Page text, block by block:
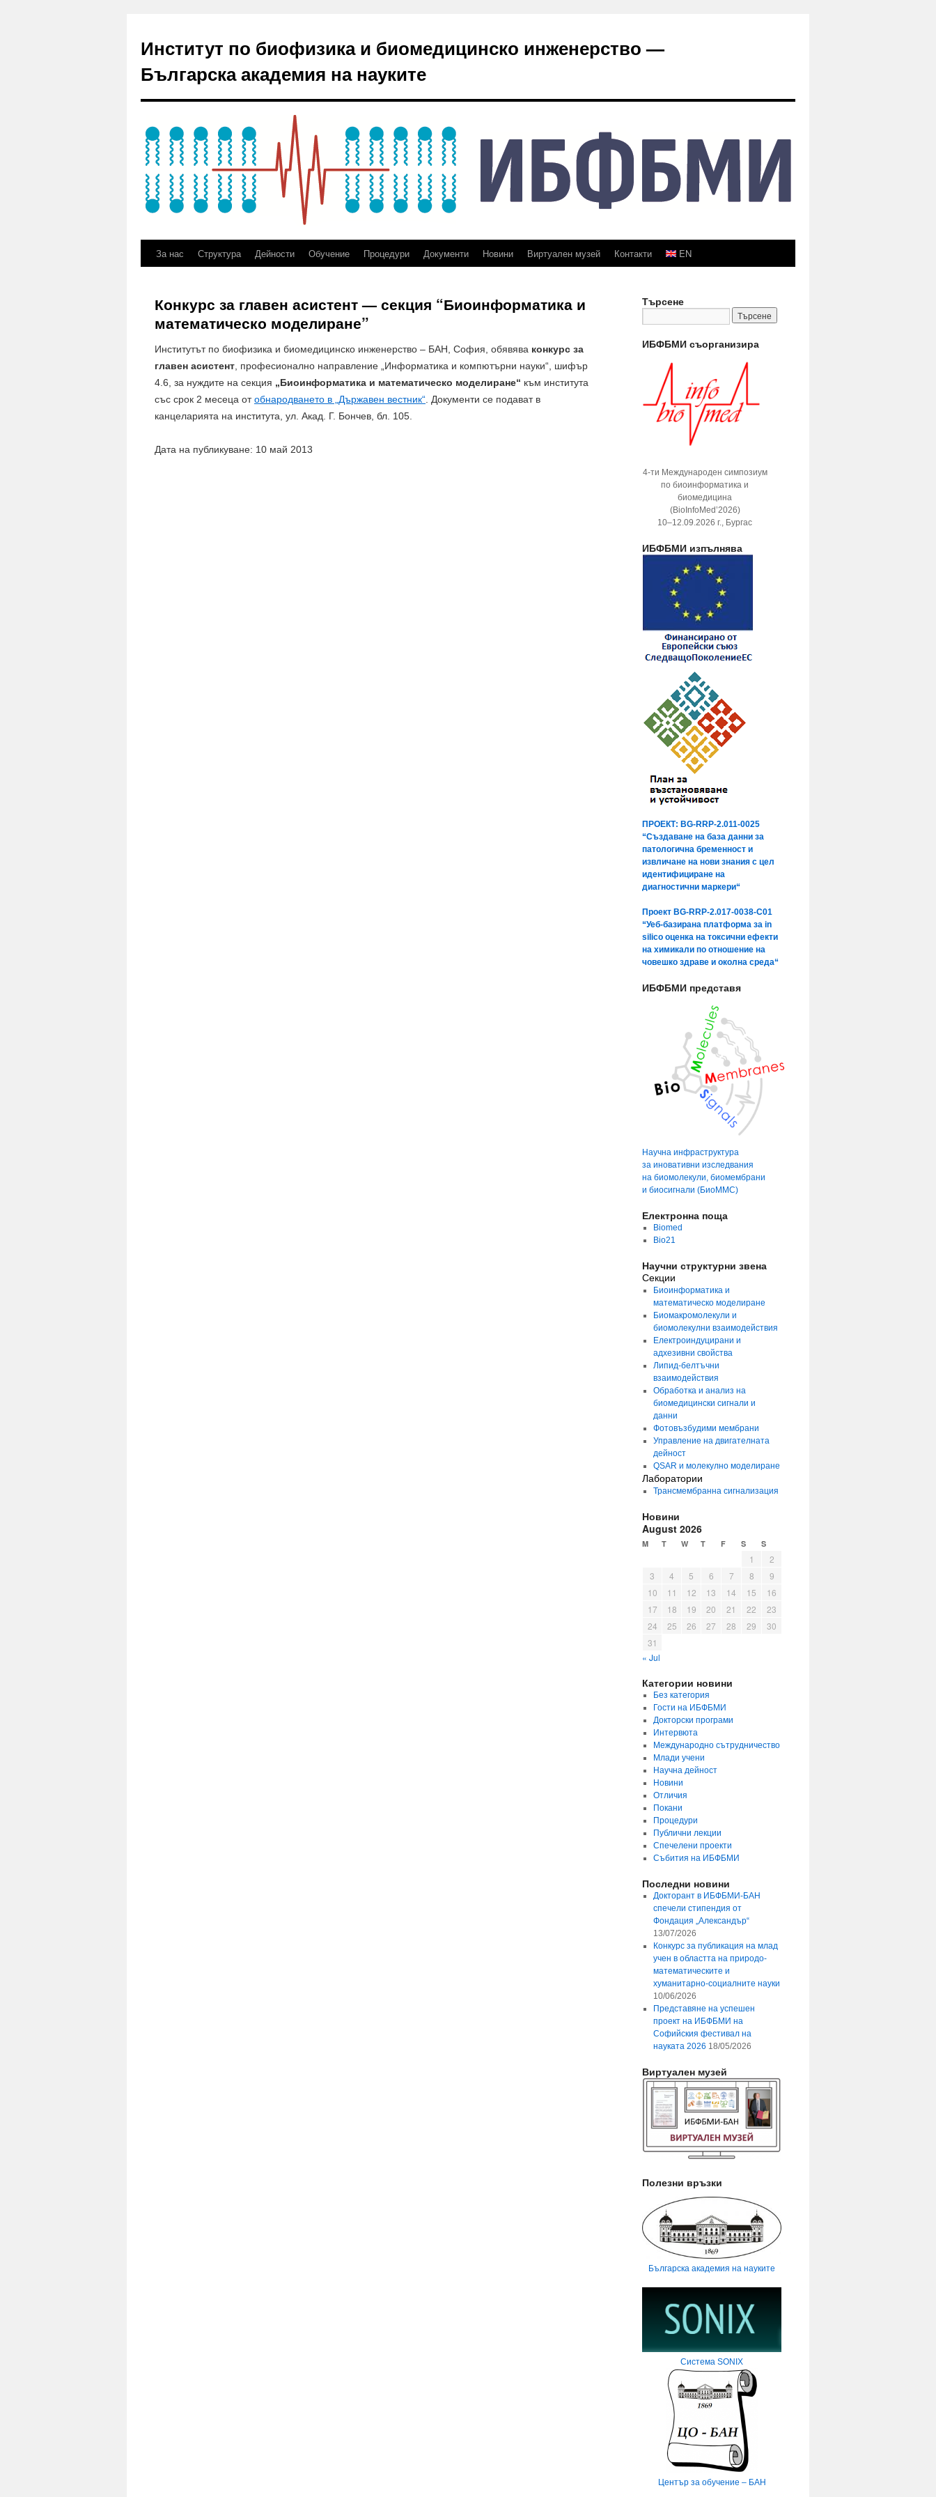
Институт по биофизика и биомедицинско инженерство —
Българска академия на науките
За нас Структура Дейности Обучение Процедури Документи Новини Виртуален музей Контакти EN
Конкурс за главен асистент — секция “Биоинформатика и
математическо моделиране”
Институтът по биофизика и биомедицинско инженерство – БАН, София, обявява конкурс за
главен асистент , професионално направление „Информатика и компютърни науки“, шифър
4.6, за нуждите на секция „Биоинформатика и математическо моделиране“ към института
със срок 2 месеца отобнародването в „Държавен вестник“ . Документи се подават в
канцеларията на института, ул. Акад. Г. Бончев, бл. 105.
Дата на публикуване: 10 май 2013
Търсене
ИБФБМИ съорганизира
4-ти Международен симпозиум
по биоинформатика и
биомедицина
(BioInfoMed’2026)
10–12.09.2026 г., Бургас
ИБФБМИ изпълнява
ПРОЕКТ: BG-RRP-2.011-0025
“Създаване на база данни за
патологична бременност и
извличане на нови знания с цел
идентифициране на
диагностични маркери“
Проект BG-RRP-2.017-0038-C01
“Уеб-базирана платформа за in
silico оценка на токсични ефекти
на химикали по отношение на
човешко здраве и околна среда“
ИБФБМИ представя
Научна инфраструктура
за иновативни изследвания
на биомолекули, биомембрани
и биосигнали (БиоММС)
Електронна поща
Biomed
Bio21
Научни структурни звена
Секции
Биоинформатика и
математическо моделиране
Биомакромолекули и
биомолекулни взаимодействия
Електроиндуцирани и
адхезивни свойства
Липид-белтъчни
взаимодействия
Обработка и анализ на
биомедицински сигнали и
данни
Фотовъзбудими мембрани
Управление на двигателната
дейност
QSAR и молекулно моделиране
Лаборатории
Трансмембранна сигнализация
Новини
August 2026
M T W T F S S
« Jul
1
2
3
4 5 6 7 8
9
10
11 12 13 14 15
16
17
18 19 20 21 22
23
24
25 26 27 28 29
30
31
Категории новини
Без категория
Гости на ИБФБМИ
Докторски програми
Интервюта
Международно сътрудничество
Млади учени
Научна дейност
Новини
Отличия
Покани
Процедури
Публични лекции
Спечелени проекти
Събития на ИБФБМИ
Последни новини
Докторант в ИБФБМИ-БАН
спечели стипендия от
Фондация „Александър“
13/07/2026
Конкурс за публикация на млад
учен в областта на природо-
математическите и
хуманитарно-социалните науки
10/06/2026
Представяне на успешен
проект на ИБФБМИ на
Софийския фестивал на
науката 2026 18/05/2026
Виртуален музей
Полезни връзки
Българска академия на науките
Система SONIX
Център за обучение – БАН